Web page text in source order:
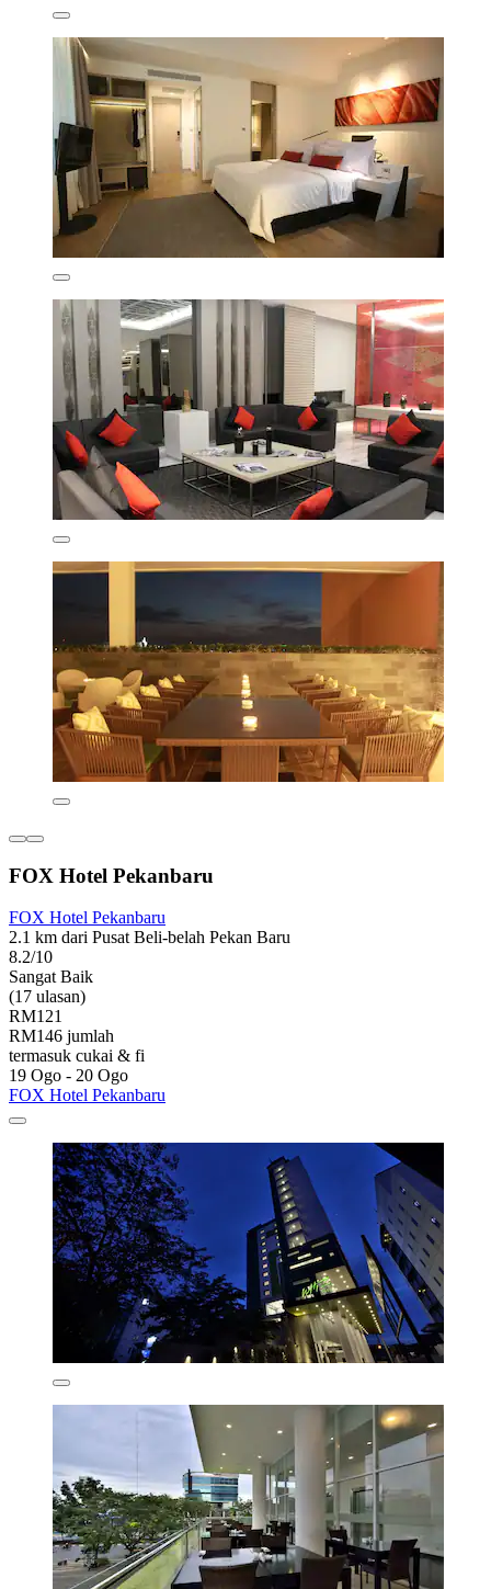
FOX Hotel Pekanbaru
FOX Hotel Pekanbaru
2.1 km dari Pusat Beli-belah Pekan Baru
8.2/10
Sangat Baik
(17 ulasan)
RM121
RM146 jumlah
termasuk cukai & fi
19 Ogo - 20 Ogo
FOX Hotel Pekanbaru